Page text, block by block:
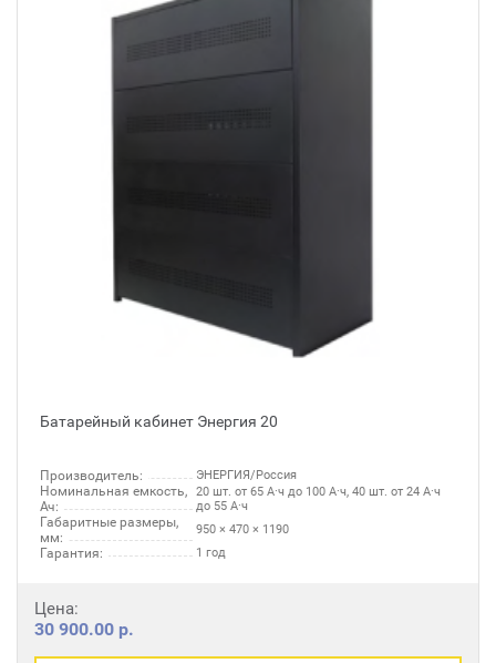
Батарейный кабинет Энергия 20
Производитель: ЭНЕРГИЯ/Россия
Номинальная емкость,
Ач:
20 шт. от 65 А·ч до 100 А·ч, 40 шт. от 24 А·ч
до 55 А·ч
Габаритные размеры,
мм:
950 × 470 × 1190
Гарантия: 1 год
Цена:
30 900.00 р.